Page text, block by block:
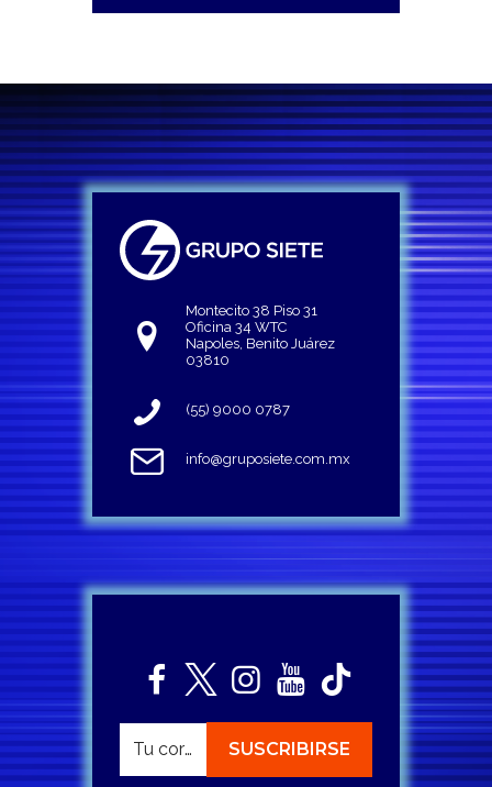
Montecito 38 Piso 31
Oficina 34 WTC
Napoles, Benito Juárez
03810
(55) 9000 0787
info@gruposiete.com.mx